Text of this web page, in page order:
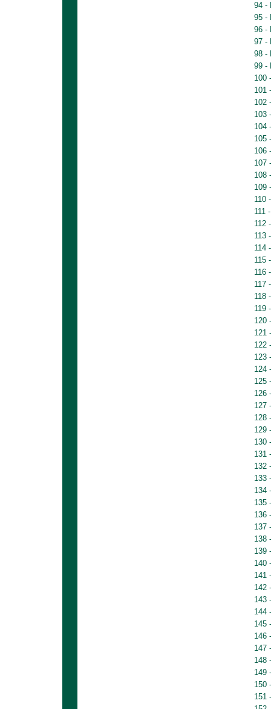
94 -
95 -
96 -
97 -
98 -
99 -
100
101
102
103
104
105
106
107
108
109
110
111
112
113
114
115
116
117
118
119
120
121
122
123
124
125
126
127
128
129
130
131
132
133
134
135
136
137
138
139
140
141
142
143
144
145
146
147
148
149
150
151